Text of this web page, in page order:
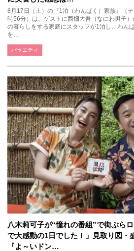
8月17日（土）の『1泊（わんぱく）家族』（
時56分）は、ゲストに西畑大吾（なにわ男子
の暮らしをする家庭にスタッフが1泊し、わん
を…
バラエティ
八木莉可子が“憧れの番組”で街ぶら
で大感動の1日でした！」見取り図・
『よ～いドン…